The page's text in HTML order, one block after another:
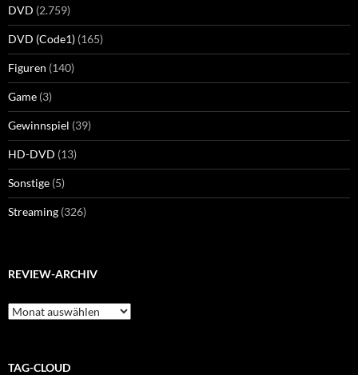
DVD (2.759)
DVD (Code1) (165)
Figuren (140)
Game (3)
Gewinnspiel (39)
HD-DVD (13)
Sonstige (5)
Streaming (326)
REVIEW-ARCHIV
Review-
Archiv
TAG-CLOUD